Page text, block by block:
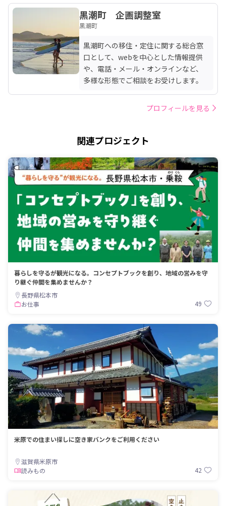
黒潮町 企画調整室
黒潮町
黒潮町への移住・定住に関する総合窓
口として、webを中心とした情報提供
や、電話・メール・オンラインなど、
多様な形態でご相談をお受けします。
プロフィールを見る
関連プロジェクト
暮らしを守るが観光になる。コンセプトブックを創り、地域の営みを守
り継ぐ仲間を集めませんか？
長野県松本市
お仕事
49
米原での住まい探しに空き家バンクをご利用ください
滋賀県米原市
読みもの
42